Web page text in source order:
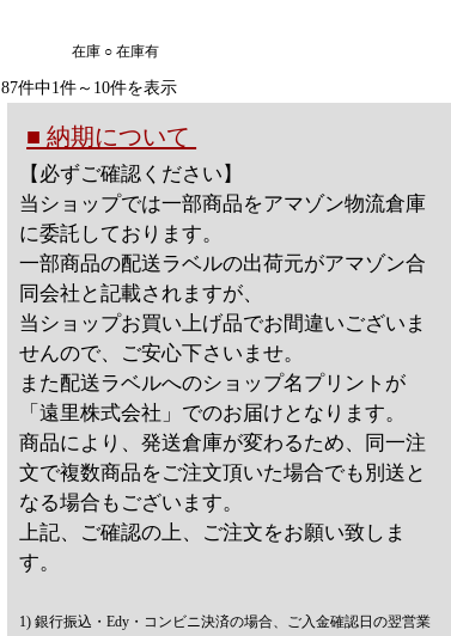
在庫 ○ 在庫有
87件中1件～10件を表示
■ 納期について
【必ずご確認ください】
当ショップでは一部商品をアマゾン物流倉庫
に委託しております。
一部商品の配送ラベルの出荷元がアマゾン合
同会社と記載されますが、
当ショップお買い上げ品でお間違いございま
せんので、ご安心下さいませ。
また配送ラベルへのショップ名プリントが
「遠里株式会社」でのお届けとなります。
商品により、発送倉庫が変わるため、同一注
文で複数商品をご注文頂いた場合でも別送と
なる場合もございます。
上記、ご確認の上、ご注文をお願い致しま
す。
1) 銀行振込・Edy・コンビニ決済の場合、ご入金確認日の翌営業